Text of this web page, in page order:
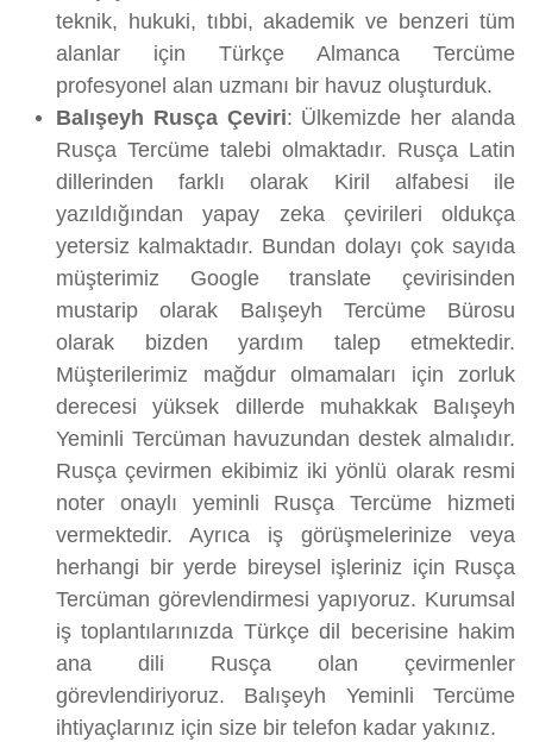
teknik, hukuki, tıbbi, akademik ve benzeri tüm
alanlar için Türkçe Almanca Tercüme
profesyonel alan uzmanı bir havuz oluşturduk.
Balışeyh Rusça Çeviri: Ülkemizde her alanda
Rusça Tercüme talebi olmaktadır. Rusça Latin
dillerinden farklı olarak Kiril alfabesi ile
yazıldığından yapay zeka çevirileri oldukça
yetersiz kalmaktadır. Bundan dolayı çok sayıda
müşterimiz Google translate çevirisinden
mustarip olarak Balışeyh Tercüme Bürosu
olarak bizden yardım talep etmektedir.
Müşterilerimiz mağdur olmamaları için zorluk
derecesi yüksek dillerde muhakkak Balışeyh
Yeminli Tercüman havuzundan destek almalıdır.
Rusça çevirmen ekibimiz iki yönlü olarak resmi
noter onaylı yeminli Rusça Tercüme hizmeti
vermektedir. Ayrıca iş görüşmelerinize veya
herhangi bir yerde bireysel işleriniz için Rusça
Tercüman görevlendirmesi yapıyoruz. Kurumsal
iş toplantılarınızda Türkçe dil becerisine hakim
ana dili Rusça olan çevirmenler
görevlendiriyoruz. Balışeyh Yeminli Tercüme
ihtiyaçlarınız için size bir telefon kadar yakınız.